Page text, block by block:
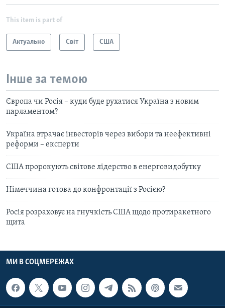
This item is part of
Актуально Світ США
Інше за темою
Європа чи Росія – куди буде рухатися Україна з новим
парламентом?
Україна втрачає інвесторів через вибори та неефективні
реформи – експерти
США пророкують світове лідерство в енерговидобутку
Німеччина готова до конфронтації з Росією?
Росія розраховує на гнучкість США щодо протиракетного
щита
МИ В СОЦМЕРЕЖАХ